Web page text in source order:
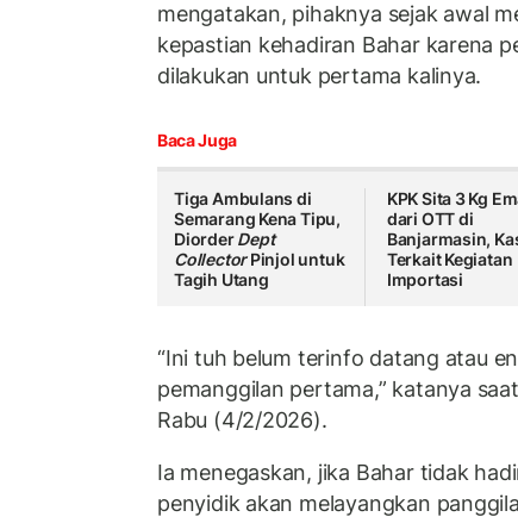
mengatakan, pihaknya sejak awal
kepastian kehadiran Bahar karena
dilakukan untuk pertama kalinya.
Baca Juga
Tiga Ambulans di
Semarang Kena Tipu,
DiorderDept
CollectorPinjol untuk
Tagih Utang
KPK Sita 3 Kg
dari OTT di
Banjarmasin,
Terkait Kegiatan
Importasi
“Ini tuh belum terinfo datang atau
pemanggilan pertama,” katanya
Rabu (4/2/2026).
Ia menegaskan, jika Bahar tidak
penyidik akan melayangkan